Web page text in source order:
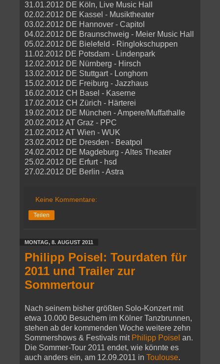
31.01.2012 DE Köln, Live Music Hall
02.02.2012 DE Kassel - Musiktheater
03.02.2012 DE Hannover - Capitol
04.02.2012 DE Braunschweig - Meier Music Hall
05.02.2012 DE Bielefeld - Ringlokschuppen
11.02.2012 DE Potsdam - Lindenpark
12.02.2012 DE Nürnberg - Hirsch
13.02.2012 DE Stuttgart - Longhorn
15.02.2012 DE Freiburg - Jazzhaus
16.02.2012 CH Basel - Kaserne
17.02.2012 CH Zürich - Härterei
19.02.2012 DE München - Ampere/Muffathalle
20.02.2012 AT Graz - PPC
21.02.2012 AT Wien - WUK
23.02.2012 DE Dresden - Beatpol
24.02.2012 DE Magdeburg - Altes Theater
25.02.2012 DE Erfurt - hsd
27.02.2012 DE Berlin - Astra
Keine Kommentare:
Teilen
MONTAG, 8. AUGUST 2011
Philipp Poisel: Tourdaten für
2011 und Trailer zur
Sommertour
Nach seinem bisher größten Solo-Konzert mit
etwa 10.000 Besuchern im Kölner Tanzbrunnen,
stehen ab der kommenden Woche weitere zehn
Sommershows & Festivals mit Philipp Poisel an.
Die Sommer-Tour 2011 endet, wie könnte es
auch anders ein, am 12.09.2011 in Toulouse.